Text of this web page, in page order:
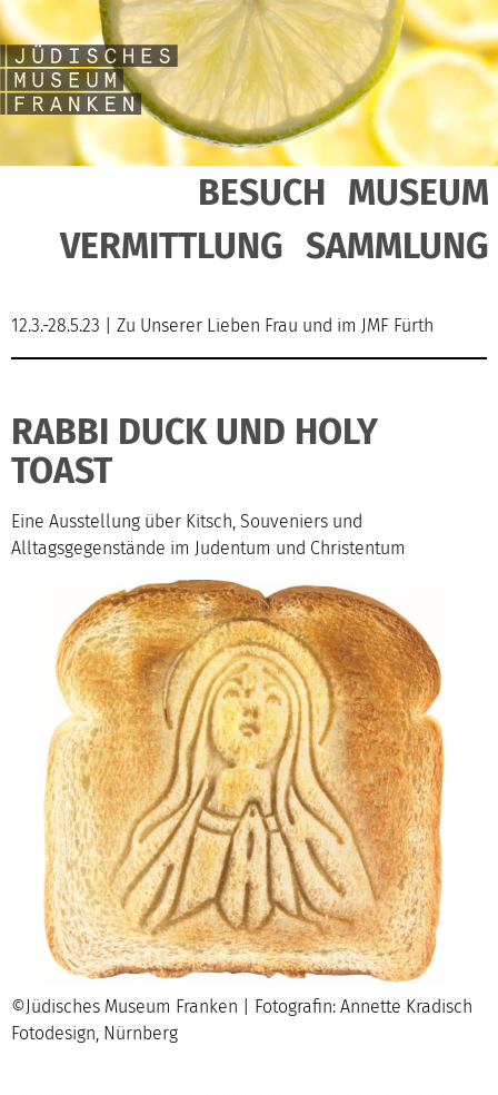
BESUCH MUSEUM
VERMITTLUNG SAMMLUNG
12.3.-28.5.23 | Zu Unserer Lieben Frau und im JMF Fürth
RABBI DUCK UND HOLY
TOAST
Eine Ausstellung über Kitsch, Souveniers und
Alltagsgegenstände im Judentum und Christentum
©Jüdisches Museum Franken | Fotografin: Annette Kradisch
Fotodesign, Nürnberg